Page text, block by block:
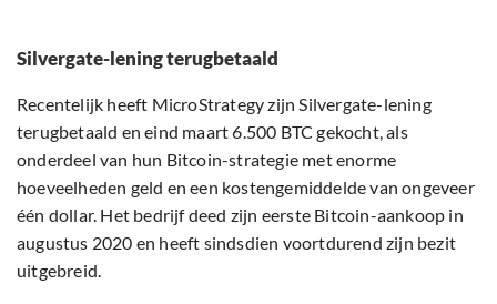
Silvergate-lening terugbetaald
Recentelijk heeft MicroStrategy zijn Silvergate-lening
terugbetaald en eind maart 6.500 BTC gekocht, als
onderdeel van hun Bitcoin-strategie met enorme
hoeveelheden geld en een kostengemiddelde van ongeveer
één dollar. Het bedrijf deed zijn eerste Bitcoin-aankoop in
augustus 2020 en heeft sindsdien voortdurend zijn bezit
uitgebreid.